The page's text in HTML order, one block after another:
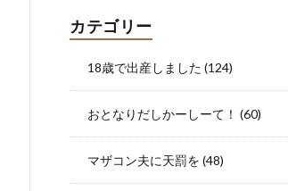
カテゴリー
18歳で出産しました (124)
おとなりだしかーしーて！ (60)
マザコン夫に天罰を (48)